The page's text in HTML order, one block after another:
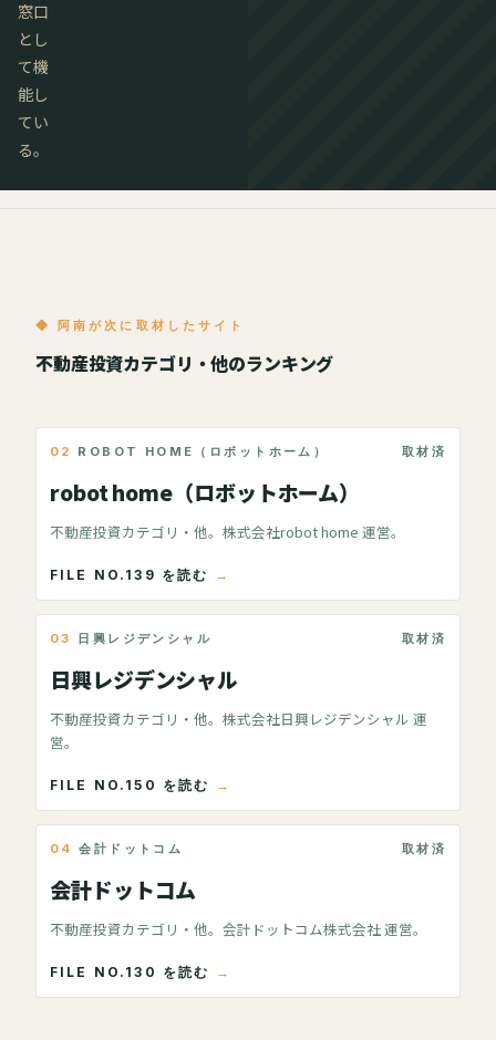
窓口
とし
て機
能し
てい
る。
◆ 阿南が次に取材したサイト
不動産投資カテゴリ・他のランキング
02 ROBOT HOME（ロボットホーム） 取材済
robot home（ロボットホーム）
不動産投資カテゴリ・他。株式会社robot home 運営。
FILE NO.139 を読む
03 日興レジデンシャル 取材済
日興レジデンシャル
不動産投資カテゴリ・他。株式会社日興レジデンシャル 運
営。
FILE NO.150 を読む
04 会計ドットコム 取材済
会計ドットコム
不動産投資カテゴリ・他。会計ドットコム株式会社 運営。
FILE NO.130 を読む